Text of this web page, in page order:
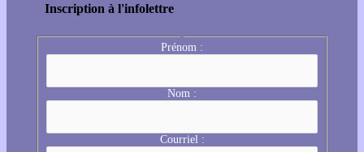
Inscription à l'infolettre
Prénom :
Nom :
Courriel :